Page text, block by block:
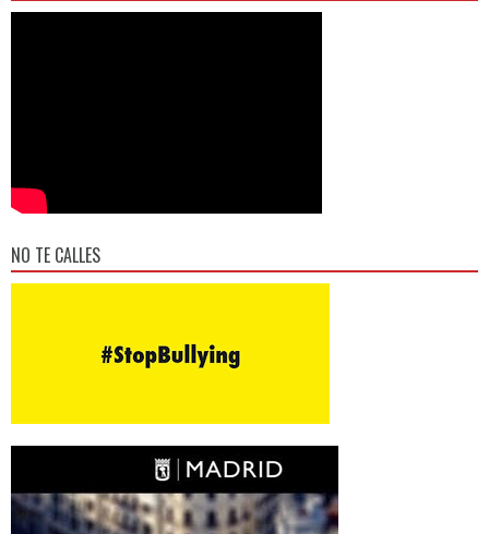
NO TE CALLES